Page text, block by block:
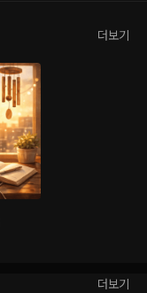
더보기
더보기